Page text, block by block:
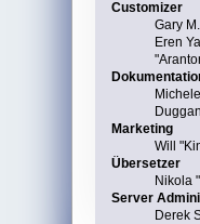
Customizer
Gary
Eren
Duggan
Marketing
Will
Übersetzer
Nikola
Server
Derek